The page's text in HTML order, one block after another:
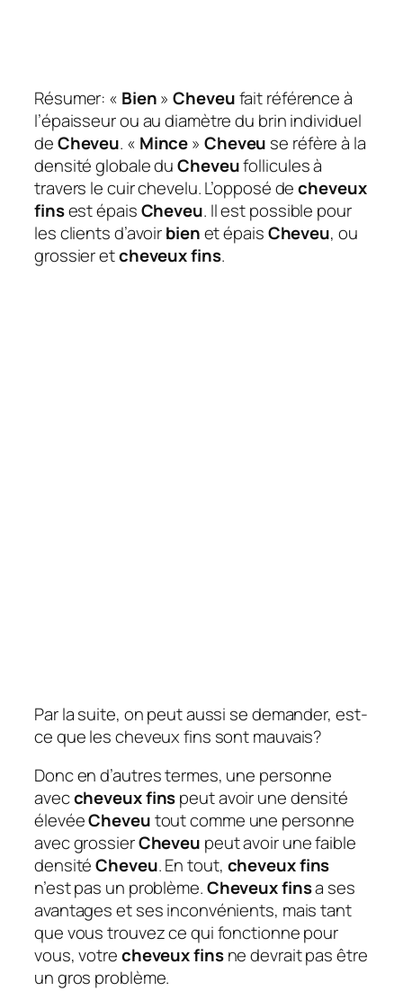
Résumer: « Bien»Cheveufait référence à
l’épaisseur ou au diamètre du brin individuel
deCheveu. « Mince» Cheveu se réfère à la
densité globale duCheveufollicules à
travers le cuir chevelu. L’opposé decheveux
finsest épaisCheveu. Il est possible pour
les clients d’avoirbienet épaisCheveu, ou
grossier etcheveux fins.
Par la suite, on peut aussi se demander, est-
ce que les cheveux fins sont mauvais?
Donc en d’autres termes, une personne
aveccheveux finspeut avoir une densité
élevéeCheveutout comme une personne
avec grossierCheveu peut avoir une faible
densitéCheveu. En tout, cheveux fins
n’est pas un problème.Cheveux finsa ses
avantages et ses inconvénients, mais tant
que vous trouvez ce qui fonctionne pour
vous, votrecheveux finsne devrait pas être
un gros problème.